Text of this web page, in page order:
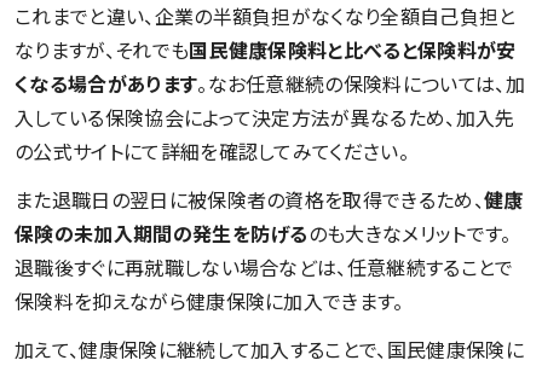
これまでと違い、企業の半額負担がなくなり全額自己負担と
なりますが、それでも国民健康保険料と比べると保険料が安
くなる場合があります。なお任意継続の保険料については、加
入している保険協会によって決定方法が異なるため、加入先
の公式サイトにて詳細を確認してみてください。
また退職日の翌日に被保険者の資格を取得できるため、健康
保険の未加入期間の発生を防げるのも大きなメリットです。
退職後すぐに再就職しない場合などは、任意継続することで
保険料を抑えながら健康保険に加入できます。
加えて、健康保険に継続して加入することで、国民健康保険に